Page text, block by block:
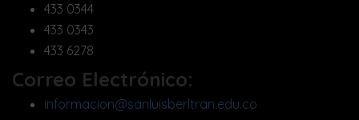
433 0344
433 0343
433 6278
Correo Electrónico:
informacion@sanluisberltran.edu.co